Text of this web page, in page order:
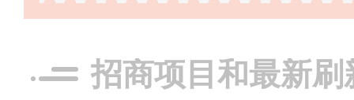
招商项目和最新刷
招商电话：